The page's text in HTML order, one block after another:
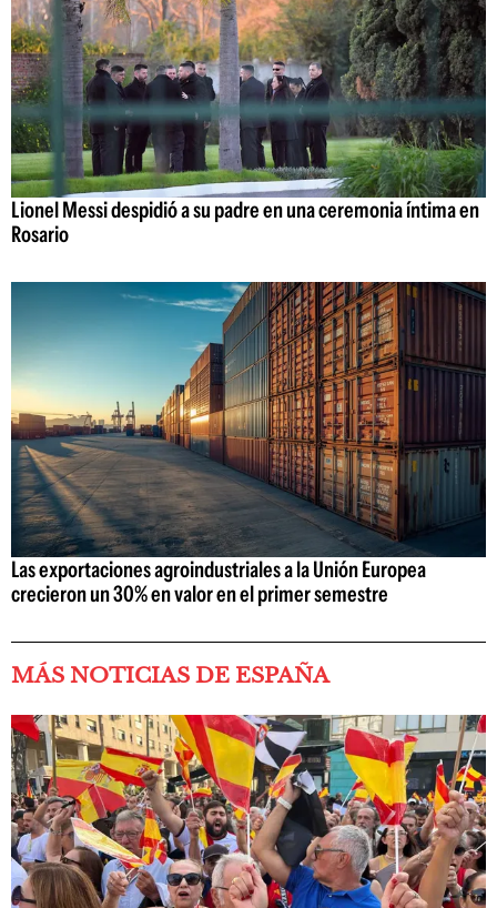
Lionel Messi despidió a su padre en una ceremonia íntima en
Rosario
Las exportaciones agroindustriales a la Unión Europea
crecieron un 30% en valor en el primer semestre
MÁS NOTICIAS DE ESPAÑA